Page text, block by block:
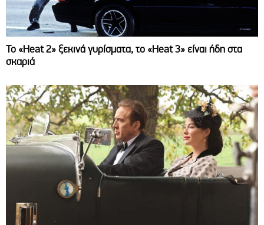
Το «Heat 2» ξεκινά γυρίσματα, το «Heat 3» είναι ήδη στα
σκαριά